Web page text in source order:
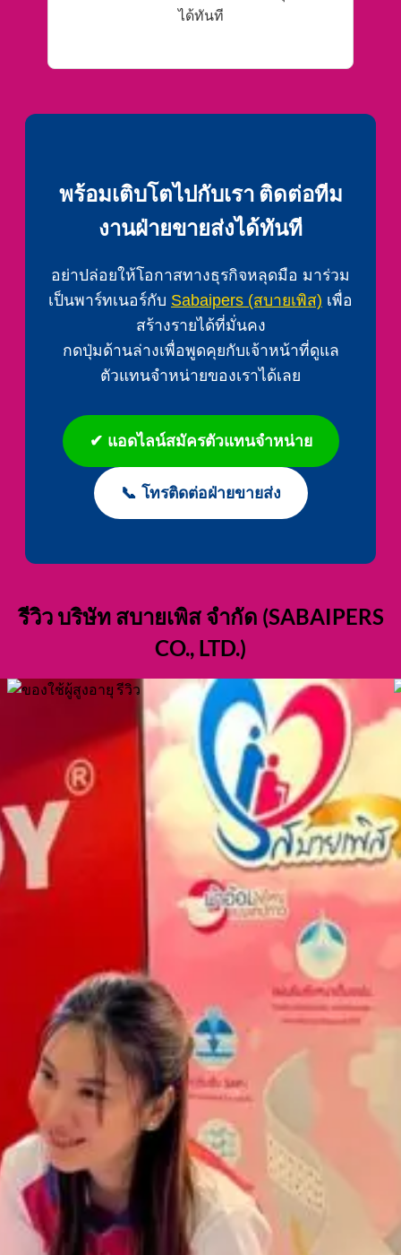
ได้ทันที
พร้อมเติบโตไปกับเรา ติดต่อทีม
งานฝ่ายขายส่งได้ทันที
อย่าปล่อยให้โอกาสทางธุรกิจหลุดมือ มาร่วม
เป็นพาร์ทเนอร์กับ Sabaipers (สบายเพิส) เพื่อ
สร้างรายได้ที่มั่นคง
กดปุ่มด้านล่างเพื่อพูดคุยกับเจ้าหน้าที่ดูแล
ตัวแทนจำหน่ายของเราได้เลย
✔ แอดไลน์สมัครตัวแทนจำหน่าย
📞 โทรติดต่อฝ่ายขายส่ง
รีวิว บริษัท สบายเพิส จำกัด (SABAIPERS
CO., LTD.)